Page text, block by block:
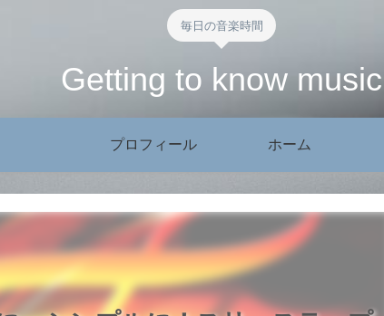
毎日の音楽時間
Getting to know music
プロフィール ホーム